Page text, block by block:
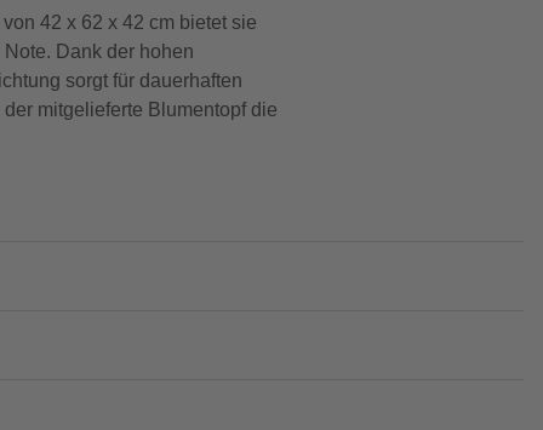
42 x 62 x 42 cm bietet sie
Dank der hohen
sorgt für dauerhaften
mitgelieferte Blumentopf die